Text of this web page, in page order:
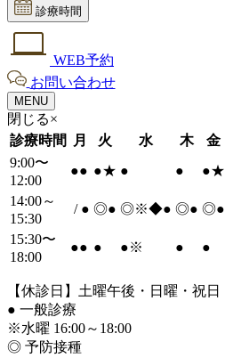
診療時間
WEB予約
お問い合わせ
MENU
閉じる×
診療時間
月 火 水 木 金
9:00〜
12:00
●● ●★ ● ● ●★
14:00～
15:30
/ ● ◎● ◎※◆● ◎● ◎●
15:30〜
18:00
●● ● ●※ ● ●
【休診日】土曜午後・日曜・祝日
● 一般診療
※水曜 16:00～18:00
◎ 予防接種